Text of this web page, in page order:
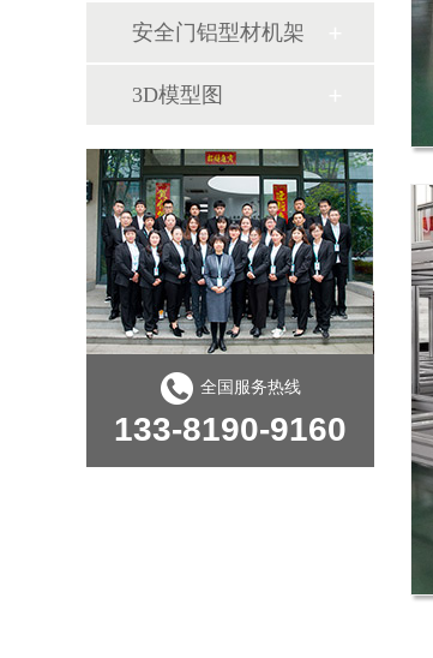
安全门铝型材机架
3D模型图
全国服务热线
133-8190-9160